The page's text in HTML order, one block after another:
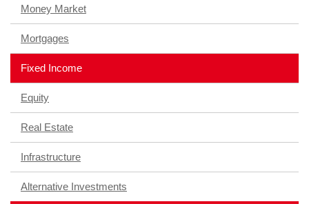
Money Market
Mortgages
Fixed Income
Equity
Real Estate
Infrastructure
Alternative Investments